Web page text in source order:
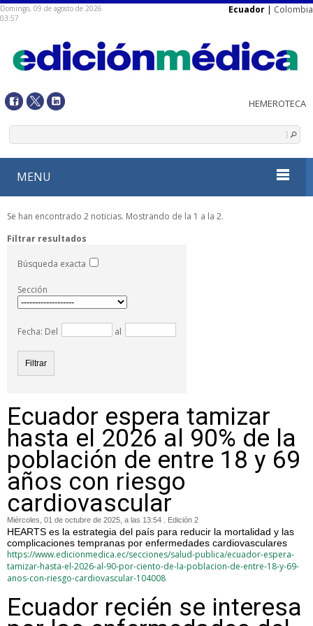
Domingo, 09 de agosto de 2026
03:57
Ecuador | Colombia
MENU
Se han encontrado 2 noticias. Mostrando de la 1 a la 2.
Filtrar resultados
Búsqueda exacta
Sección
Fecha: Del al
Ecuador espera tamizar
hasta el 2026 al 90% de la
población de entre 18 y 69
años con riesgo
cardiovascular
Miércoles, 01 de octubre de 2025, a las 13:54 . Edición 2
HEARTS es la estrategia del país para reducir la mortalidad y las
complicaciones tempranas por enfermedades cardiovasculares
https://www.edicionmedica.ec/secciones/salud-publica/ecuador-espera-
tamizar-hasta-el-2026-al-90-por-ciento-de-la-poblacion-de-entre-18-y-69-
anos-con-riesgo-cardiovascular-104008
Ecuador recién se interesa